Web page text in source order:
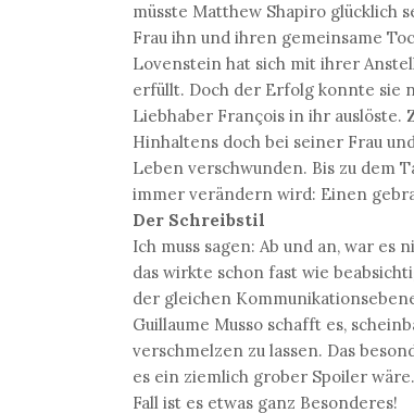
müsste Matthew Shapiro glücklich
Frau ihn und ihren gemeinsame
Lovenstein hat sich mit ihrer
erfüllt. Doch der Erfolg konnte sie
Liebhaber François in ihr auslöste.
Hinhaltens doch bei seiner Frau
Leben verschwunden. Bis zu dem
immer verändern wird: Einen
Der Schreibstil
Ich muss sagen: Ab und an, war es
das wirkte schon fast wie
der gleichen
Guillaume Musso schafft es,
verschmelzen zu lassen. Das
es ein ziemlich grober Spoiler
Fall ist es etwas ganz Besonderes!